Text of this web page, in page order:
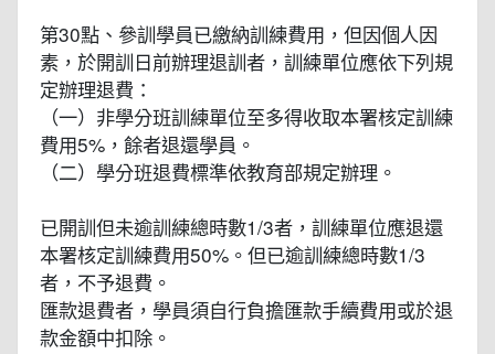
第30點、參訓學員已繳納訓練費用，但因個人因
素，於開訓日前辦理退訓者，訓練單位應依下列規
定辦理退費：
（一）非學分班訓練單位至多得收取本署核定訓練
費用5%，餘者退還學員。
（二）學分班退費標準依教育部規定辦理。
已開訓但未逾訓練總時數1/3者，訓練單位應退還
本署核定訓練費用50%。但已逾訓練總時數1/3
者，不予退費。
匯款退費者，學員須自行負擔匯款手續費用或於退
款金額中扣除。